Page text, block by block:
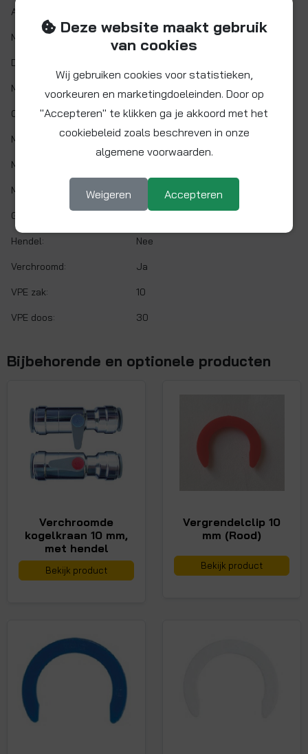
Artikelnr.:
Maat: Ø 10 mm
Demontabel:
Materiaal: Messing verchroomd
O-ring: EPDM
Min. werktemp.: 1 °C
Max. werktemp.:
Max. werkdruk: 12 bar bij 20°C
Gaskeur:
Hendel: Nee
Verchroomd: Ja
VPE zak: 10
VPE doos: 30
Bijbehorende en optionele producten
Verchroomde
kogelkraan 10 mm,
met hendel
Bekijk product
Vergrendelclip 10
mm (Rood)
Bekijk product
Deze website maakt gebruik
van cookies
Wij gebruiken cookies voor statistieken,
voorkeuren en marketingdoeleinden. Door op
"Accepteren" te klikken ga je akkoord met het
cookiebeleid zoals beschreven in onze
algemene voorwaarden.
Weigeren Accepteren